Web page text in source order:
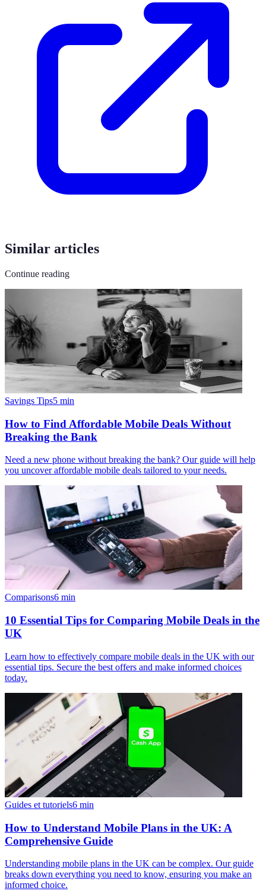
Similar articles
Continue reading
Savings Tips5 min
How to Find Affordable Mobile Deals Without
Breaking the Bank
Need a new phone without breaking the bank? Our guide will help
you uncover affordable mobile deals tailored to your needs.
Comparisons6 min
10 Essential Tips for Comparing Mobile Deals in the
UK
Learn how to effectively compare mobile deals in the UK with our
essential tips. Secure the best offers and make informed choices
today.
Guides et tutoriels6 min
How to Understand Mobile Plans in the UK: A
Comprehensive Guide
Understanding mobile plans in the UK can be complex. Our guide
breaks down everything you need to know, ensuring you make an
informed choice.